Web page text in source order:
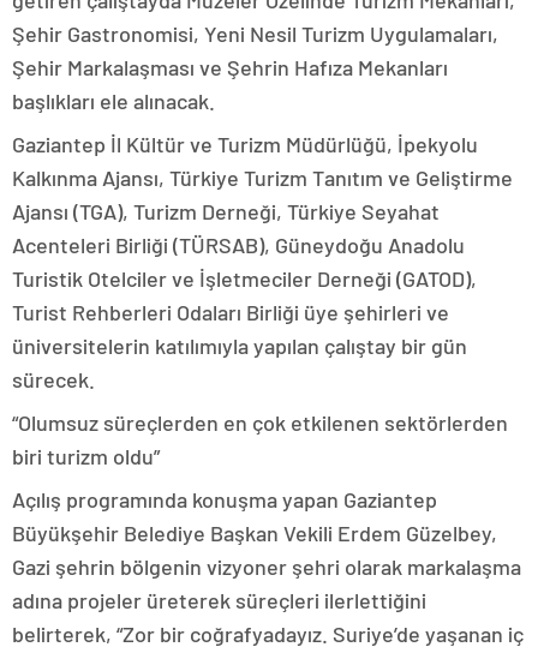
Şehir Gastronomisi, Yeni Nesil Turizm Uygulamaları,
Şehir Markalaşması ve Şehrin Hafıza Mekanları
başlıkları ele alınacak.
Gaziantep İl Kültür ve Turizm Müdürlüğü, İpekyolu
Kalkınma Ajansı, Türkiye Turizm Tanıtım ve Geliştirme
Ajansı (TGA), Turizm Derneği, Türkiye Seyahat
Acenteleri Birliği (TÜRSAB), Güneydoğu Anadolu
Turistik Otelciler ve İşletmeciler Derneği (GATOD),
Turist Rehberleri Odaları Birliği üye şehirleri ve
üniversitelerin katılımıyla yapılan çalıştay bir gün
sürecek.
“Olumsuz süreçlerden en çok etkilenen sektörlerden
biri turizm oldu”
Açılış programında konuşma yapan Gaziantep
Büyükşehir Belediye Başkan Vekili Erdem Güzelbey,
Gazi şehrin bölgenin vizyoner şehri olarak markalaşma
adına projeler üreterek süreçleri ilerlettiğini
belirterek, “Zor bir coğrafyadayız. Suriye’de yaşanan iç